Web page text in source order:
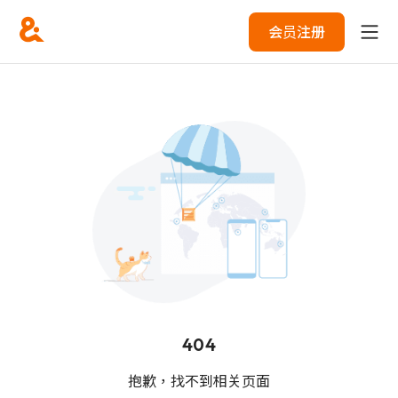
会员注册
404
抱歉，找不到相关页面